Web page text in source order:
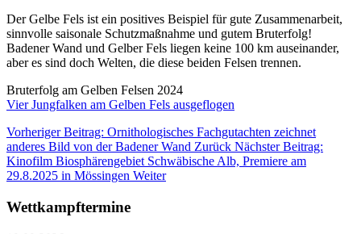
Der Gelbe Fels ist ein positives Beispiel für gute Zusammenarbeit,
sinnvolle saisonale Schutzmaßnahme und gutem Bruterfolg!
Badener Wand und Gelber Fels liegen keine 100 km auseinander,
aber es sind doch Welten, die diese beiden Felsen trennen.
Bruterfolg am Gelben Felsen 2024
Vier Jungfalken am Gelben Fels ausgeflogen
Vorheriger Beitrag: Ornithologisches Fachgutachten zeichnet
anderes Bild von der Badener Wand Zurück Nächster Beitrag:
Kinofilm Biosphärengebiet Schwäbische Alb, Premiere am
29.8.2025 in Mössingen Weiter
Wettkampftermine